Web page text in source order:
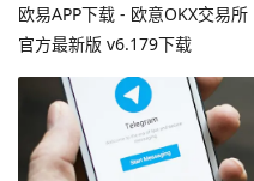
欧易APP下载 - 欧意OKX交易所
官方最新版 v6.179下载